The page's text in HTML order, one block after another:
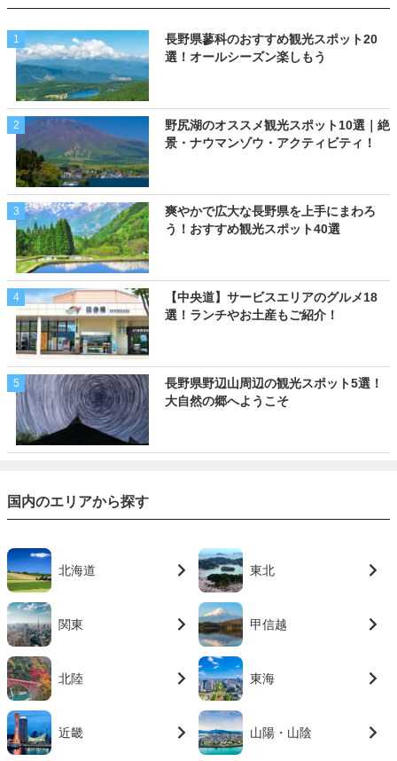
1
長野県蓼科のおすすめ観光スポット20
選！オールシーズン楽しもう
2
野尻湖のオススメ観光スポット10選｜絶
景・ナウマンゾウ・アクティビティ！
3
爽やかで広大な長野県を上手にまわろ
う！おすすめ観光スポット40選
4
【中央道】サービスエリアのグルメ18
選！ランチやお土産もご紹介！
5
長野県野辺山周辺の観光スポット5選！
大自然の郷へようこそ
国内のエリアから探す
北海道 東北
関東 甲信越
北陸 東海
近畿 山陽・山陰